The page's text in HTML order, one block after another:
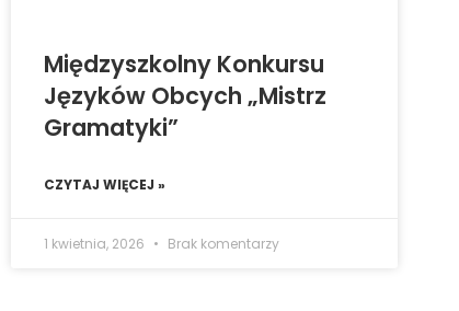
Międzyszkolny Konkursu
Języków Obcych „Mistrz
Gramatyki”
CZYTAJ WIĘCEJ »
1 kwietnia, 2026 Brak komentarzy